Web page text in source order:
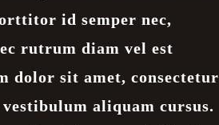
id semper nec,
rutrum diam vel est
dolor sit amet, consectetur
aliquam cursus.